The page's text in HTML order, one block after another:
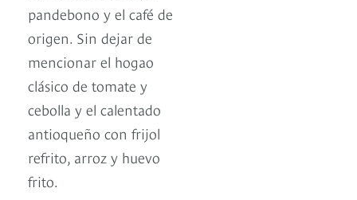
pandebono y el café de
origen. Sin dejar de
mencionar el hogao
clásico de tomate y
cebolla y el calentado
antioqueño con frijol
refrito, arroz y huevo
frito.